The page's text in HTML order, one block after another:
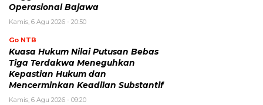
Operasional Bajawa
Kamis, 6 Agu 2026 - 20:50
Go NTB
Kuasa Hukum Nilai Putusan Bebas
Tiga Terdakwa Meneguhkan
Kepastian Hukum dan
Mencerminkan Keadilan Substantif
Kamis, 6 Agu 2026 - 09:20